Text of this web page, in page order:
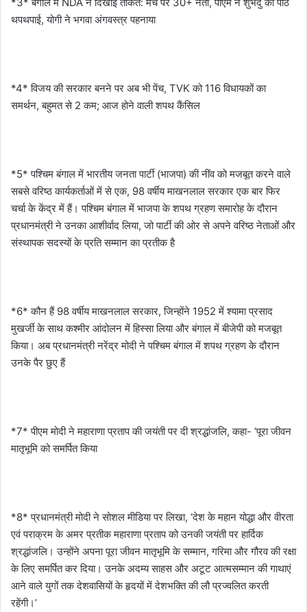
*3* बंगाल में NDA ने दिखाई ताकत: मंच पर 30+ नेता, पीएम ने शुभेंदु की पीठ
थपथपाई, योगी ने भगवा अंगवस्त्र पहनाया
*4* विजय की सरकार बनने पर अब भी पेंच, TVK को 116 विधायकों का
समर्थन, बहुमत से 2 कम; आज होने वाली शपथ कैंसिल
*5* पश्चिम बंगाल में भारतीय जनता पार्टी (भाजपा) की नींव को मजबूत करने वाले
सबसे वरिष्ठ कार्यकर्ताओं में से एक, 98 वर्षीय माखनलाल सरकार एक बार फिर
चर्चा के केंद्र में हैं। पश्चिम बंगाल में भाजपा के शपथ ग्रहण समारोह के दौरान
प्रधानमंत्री ने उनका आशीर्वाद लिया, जो पार्टी की ओर से अपने वरिष्ठ नेताओं और
संस्थापक सदस्यों के प्रति सम्मान का प्रतीक है
*6* कौन हैं 98 वर्षीय माखनलाल सरकार, जिन्होंने 1952 में श्यामा प्रसाद
मुखर्जी के साथ कश्मीर आंदोलन में हिस्सा लिया और बंगाल में बीजेपी को मजबूत
किया। अब प्रधानमंत्री नरेंद्र मोदी ने पश्चिम बंगाल में शपथ ग्रहण के दौरान
उनके पैर छुए हैं
*7* पीएम मोदी ने महाराणा प्रताप की जयंती पर दी श्रद्धांजलि, कहा- ‘पूरा जीवन
मातृभूमि को समर्पित किया
*8* प्रधानमंत्री मोदी ने सोशल मीडिया पर लिखा, ‘देश के महान योद्धा और वीरता
एवं पराक्रम के अमर प्रतीक महाराणा प्रताप को उनकी जयंती पर हार्दिक
श्रद्धांजलि। उन्होंने अपना पूरा जीवन मातृभूमि के सम्मान, गरिमा और गौरव की रक्षा
के लिए समर्पित कर दिया। उनके अदम्य साहस और अटूट आत्मसम्मान की गाथाएं
आने वाले युगों तक देशवासियों के हृदयों में देशभक्ति की लौ प्रज्वलित करती
रहेंगी।’